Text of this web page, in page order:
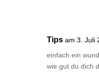
Tips am 3. Juli
einfach ein
wie gut du dich